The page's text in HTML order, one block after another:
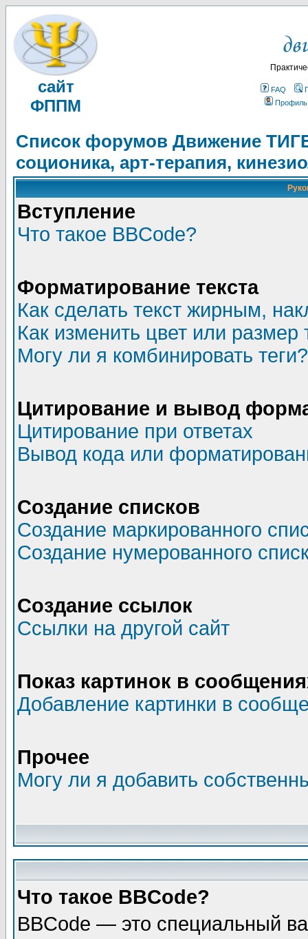
сайт
ФППМ
FAQ
Профиль
Список форумов Движение
соционика, арт-терапия,
Вступление
Что такое BBCode?
Форматирование текста
Как сделать текст жирным,
Как изменить цвет или размер
Могу ли я комбинировать теги?
Цитирование и вывод
Цитирование при ответах
Вывод кода или
Создание списков
Создание маркированного
Создание нумерованного
Создание ссылок
Ссылки на другой сайт
Показ картинок в
Добавление картинки в
Прочее
Могу ли я добавить
Что такое BBCode?
BBCode — это специальный